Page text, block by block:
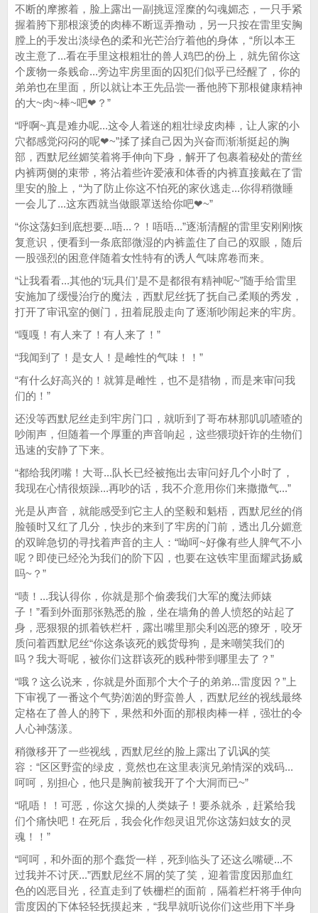
不断的摩擦着，脸上露出一副挑逗淫糜的勾魂媚态，一只手紧
握着胯下那根滚烫的肉棒不断逗弄撸动，另一只按在雷里安胸
膛上的手发出淡绿色的柔和光芒治疗着他的身体，“所以本王
改主意了...看在手里这根粗壮的兽人鸡巴的份上，就先留你这
个废物一条贱命...旁边牢房里面的囚犯们似乎已经醒了，你的
弟弟也在里面，所以就让本王先品尝一番他胯下那根健康精神
的大~肉~棒~吧❤？”
“呼啊~真是难办呢...这令人着迷的粗壮绿皮肉棒，让人家的小
穴都感觉闷闷的呢❤~”揉了揉自己因为兴奋而渐渐挺起的胸
部，西默尼丝媚笑着将手伸向下身，解开了包裹着秘处的蕾丝
内裤两侧的束带，将沾着些许爱液和体香的内裤直接戴在了雷
里安的脸上，“为了防止你这不怕死的家伙逃走...你得稍微睡
一会儿了...这东西就当做眼罩送给你吧❤~”
“你这荡妇到底想要...唔...？！唔唔...”逐渐清醒的雷里安刚刚恢
复意识，便看到一条底部微湿的内裤盖住了自己的双眼，随后
一股强烈的困意伴随着女性特有的诱人气味席卷而来。
“让我看看...其他的‘玩具们’是不是都很有精神呢~”随手给雷里
安施加了缓慢治疗的魔法，西默尼丝抚了抚自己柔顺的秀发，
打开了审讯室的侧门，扭着屁股走向了逐渐吵闹起来的牢房。
“嘎嘎！有人来了！有人来了！”
“我闻到了！是女人！是雌性的气味！！”
“有什么好高兴的！就算是雌性，也不是猎物，而是来审问我
们的！”
还没等西默尼丝走到牢房门口，就听到了哥布林那叽叽喳喳的
吵闹声，但随着一个厚重的声音响起，这些猥琐奸诈的生物们
迅速的安静了下来。
“都给我闭嘴！大哥...队长已经被拖出去审问好几个小时了，
我现在心情很烦躁...再吵的话，我不介意用你们来撒撒气...”
光是从声音，就能感受到它主人的坚毅和魁梧，西默尼丝的俏
脸顿时又红了几分，快步的来到了牢房的门前，透出几分媚意
的双眸急切的寻找着声音的主人：“呦呵~好像有些人脾气不小
呢？即使已经沦为我们的阶下囚，也要在这铁牢里面耀武扬威
吗~？”
“啧！...我认得你，你就是那个偷袭我们大军的魔法师婊
子！”看到外面那张熟悉的脸，坐在墙角的兽人愤怒的站起了
身，恶狠狠的抓着铁栏杆，露出嘴里那尖利凶恶的獠牙，咬牙
质问着西默尼丝“你这条该死的贱货母狗，是来嘲笑我们的
吗？我大哥呢，被你们这群该死的贱种带到哪里去了？”
“哦？这么说来，你就是外面那个大个子的弟弟...雷度因？”上
下审视了一番这个气势汹汹的野蛮兽人，西默尼丝的视线最终
定格在了兽人的胯下，果然和外面的那根肉棒一样，强壮的令
人心神荡漾。
稍微移开了一些视线，西默尼丝的脸上露出了讥讽的笑
容：“区区野蛮的绿皮，竟然也在这里表演兄弟情深的戏码...
呵呵，别担心，他只是胸前被我开了个大洞而已~”
“吼唔！！可恶，你这欠操的人类婊子！要杀就杀，赶紧给我
们个痛快吧！在死后，我会化作怨灵诅咒你这荡妇妓女的灵
魂！！”
“呵呵，和外面的那个蠢货一样，死到临头了还这么嘴硬...不
过我并不讨厌...”西默尼丝不屑的笑了笑，迎着雷度因那血红
色的凶恶目光，径直走到了铁栅栏的面前，隔着栏杆将手伸向
雷度因的下体轻轻抚摸起来，“我早就听说你们这些用下半身